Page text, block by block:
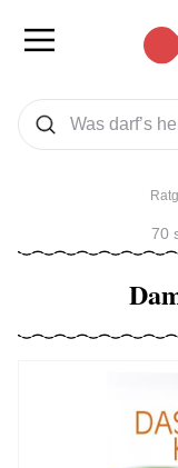
Was wollen Sie suchen
Suchen
70